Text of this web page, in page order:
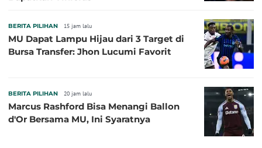
BERITA PILIHAN 15 jam lalu
MU Dapat Lampu Hijau dari 3 Target di
Bursa Transfer: Jhon Lucumi Favorit
BERITA PILIHAN 20 jam lalu
Marcus Rashford Bisa Menangi Ballon
d'Or Bersama MU, Ini Syaratnya